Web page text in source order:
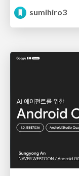
sumihiro3